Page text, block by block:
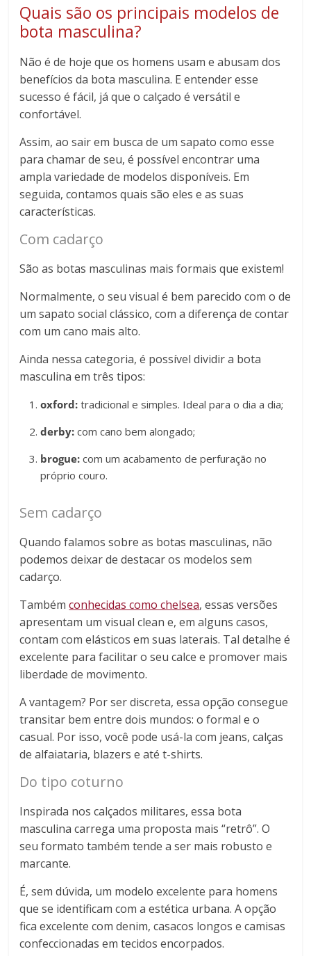
Quais são os principais modelos de
bota masculina?
Não é de hoje que os homens usam e abusam dos
benefícios da bota masculina. E entender esse
sucesso é fácil, já que o calçado é versátil e
confortável.
Assim, ao sair em busca de um sapato como esse
para chamar de seu, é possível encontrar uma
ampla variedade de modelos disponíveis. Em
seguida, contamos quais são eles e as suas
características.
Com cadarço
São as botas masculinas mais formais que existem!
Normalmente, o seu visual é bem parecido com o de
um sapato social clássico, com a diferença de contar
com um cano mais alto.
Ainda nessa categoria, é possível dividir a bota
masculina em três tipos:
oxford: tradicional e simples. Ideal para o dia a dia;
derby: com cano bem alongado;
brogue: com um acabamento de perfuração no
próprio couro.
Sem cadarço
Quando falamos sobre as botas masculinas, não
podemos deixar de destacar os modelos sem
cadarço.
Tambémconhecidas como chelsea, essas versões
apresentam um visual clean e, em alguns casos,
contam com elásticos em suas laterais. Tal detalhe é
excelente para facilitar o seu calce e promover mais
liberdade de movimento.
A vantagem? Por ser discreta, essa opção consegue
transitar bem entre dois mundos: o formal e o
casual. Por isso, você pode usá-la com jeans, calças
de alfaiataria, blazers e até t-shirts.
Do tipo coturno
Inspirada nos calçados militares, essa bota
masculina carrega uma proposta mais “retrô”. O
seu formato também tende a ser mais robusto e
marcante.
É, sem dúvida, um modelo excelente para homens
que se identificam com a estética urbana. A opção
fica excelente com denim, casacos longos e camisas
confeccionadas em tecidos encorpados.